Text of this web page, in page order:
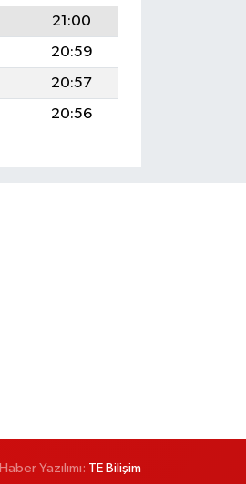
21:00
20:59
20:57
20:56
Haber Yazılımı: TE Bilişim